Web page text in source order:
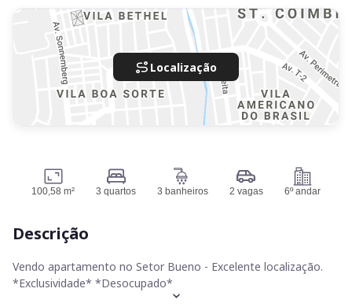
Localização
100,58 m² 3 quartos 3 banheiros 2 vagas 6º andar
Descrição
Vendo apartamento no Setor Bueno - Excelente localização.
*Exclusividade* *Desocupado*